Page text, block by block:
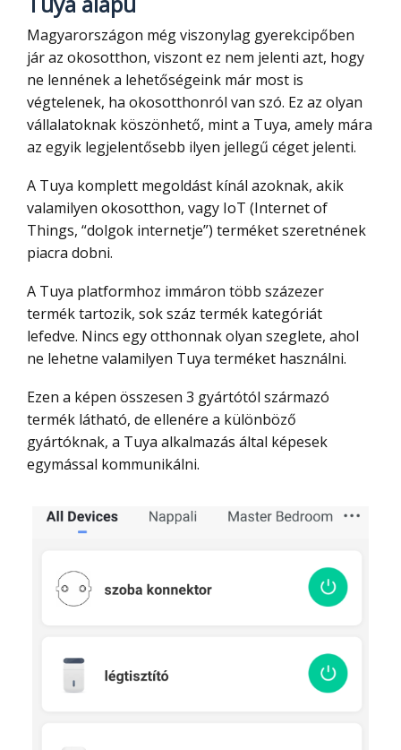
Magyarországon még viszonylag gyerekcipőben
jár az okosotthon, viszont ez nem jelenti azt, hogy
ne lennének a lehetőségeink már most is
végtelenek, ha okosotthonról van szó. Ez az olyan
vállalatoknak köszönhető, mint a Tuya, amely mára
az egyik legjelentősebb ilyen jellegű céget jelenti.
A Tuya komplett megoldást kínál azoknak, akik
valamilyen okosotthon, vagy IoT (Internet of
Things, “dolgok internetje”) terméket szeretnének
piacra dobni.
A Tuya platformhoz immáron több százezer
termék tartozik, sok száz termék kategóriát
lefedve. Nincs egy otthonnak olyan szeglete, ahol
ne lehetne valamilyen Tuya terméket használni.
Ezen a képen összesen 3 gyártótól származó
termék látható, de ellenére a különböző
gyártóknak, a Tuya alkalmazás által képesek
egymással kommunikálni.